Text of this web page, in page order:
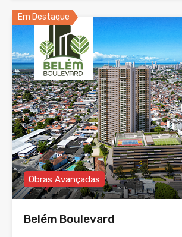
Em Destaque
Obras Avançadas
Belém Boulevard